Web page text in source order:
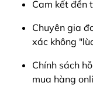
Cam kết đền
Chuyên gia
xác không
Chính sách
mua hàng